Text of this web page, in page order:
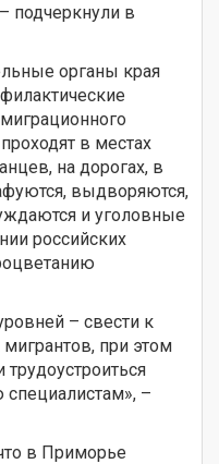
подчеркнули в
органы края
в местах
на дорогах, в
выдворяются,
и уголовные
российских
– свести к
при этом
–
в Приморье